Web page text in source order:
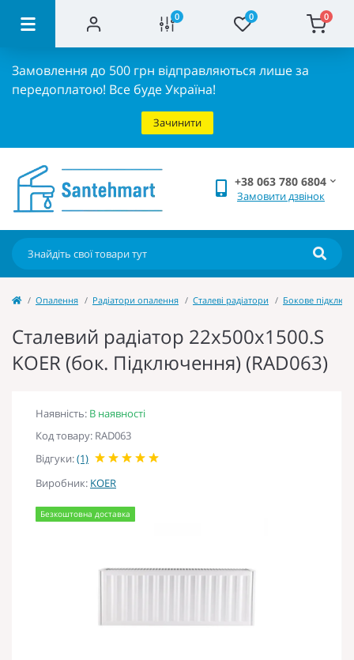
0 0 0
Замовлення до 500 грн відправляються лише за
передоплатою! Все буде Україна!
Зачинити
+38 063 780 6804
Замовити дзвінок
Опалення Радіатори опалення Сталеві радіатори Бокове
Сталевий радіатор 22х500х1500.S
KOER (бок. Підключення) (RAD063)
Наявність: В наявності
Код товару: RAD063
Відгуки:(1)
Виробник: KOER
Безкоштовна доставка